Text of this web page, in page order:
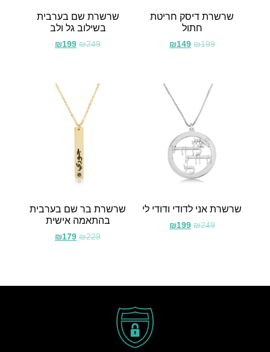
שרשרת דיסק חריטת
חתול
₪199
₪149
שרשרת שם בערבית
בשילוב גל ולב
₪249
₪199
שרשרת אני לדודי ודודי לי
₪249
₪199
שרשרת בר שם בערבית
בהתאמה אישית
₪229
₪179